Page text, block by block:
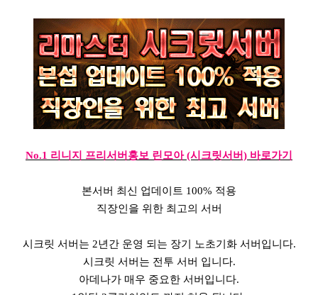
No.1 리니지 프리서버홍보 린모아 (시크릿서버) 바로가기
본서버 최신 업데이트 100% 적용
직장인을 위한 최고의 서버
시크릿 서버는 2년간 운영 되는 장기 노초기화 서버입니다.
시크릿 서버는 전투 서버 입니다.
아데나가 매우 중요한 서버입니다.